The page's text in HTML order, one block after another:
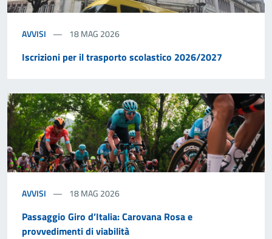
AVVISI 18 MAG 2026
Iscrizioni per il trasporto scolastico 2026/2027
AVVISI 18 MAG 2026
Passaggio Giro d’Italia: Carovana Rosa e
provvedimenti di viabilità